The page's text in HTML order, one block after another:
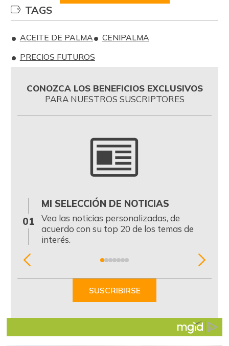
TAGS
ACEITE DE PALMA
CENIPALMA
PRECIOS FUTUROS
CONOZCA LOS BENEFICIOS EXCLUSIVOS
PARA NUESTROS SUSCRIPTORES
01
MI SELECCIÓN DE NOTICIAS
Vea las noticias personalizadas, de
acuerdo con su top 20 de los temas de
interés.
Item
SUSCRIBIRSE